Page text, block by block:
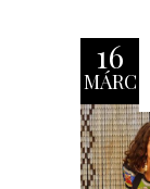
16
MÁRC